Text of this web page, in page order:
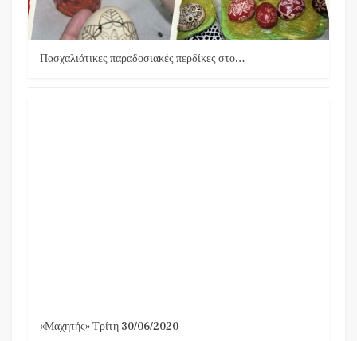
Πασχαλιάτικες παραδοσιακές περδίκες στο…
«Μαχητής» Τρίτη 30/06/2020